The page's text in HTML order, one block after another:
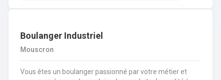
profil ci-dessous :
Boulanger Industriel
Mouscron
Vous êtes un boulanger passionné par votre métier et